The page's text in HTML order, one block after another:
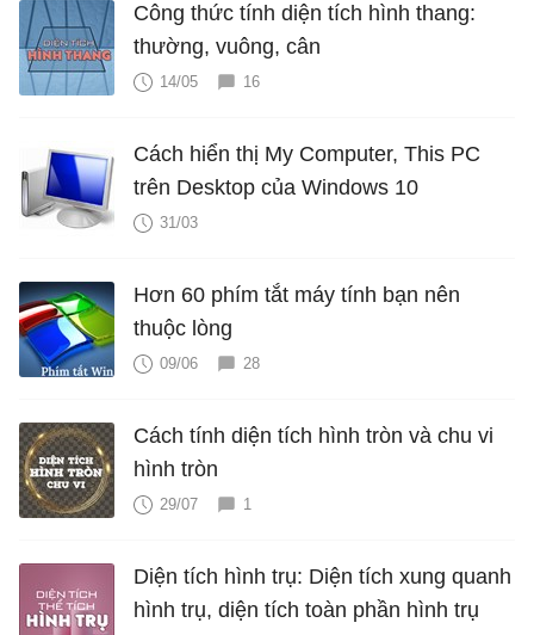
Công thức tính diện tích hình thang:
thường, vuông, cân
14/05 16
Cách hiển thị My Computer, This PC
trên Desktop của Windows 10
31/03
Hơn 60 phím tắt máy tính bạn nên
thuộc lòng
09/06 28
Cách tính diện tích hình tròn và chu vi
hình tròn
29/07 1
Diện tích hình trụ: Diện tích xung quanh
hình trụ, diện tích toàn phần hình trụ